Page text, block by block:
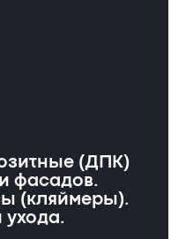
(ДПК)
фасадов.
(кляймеры).
ухода.